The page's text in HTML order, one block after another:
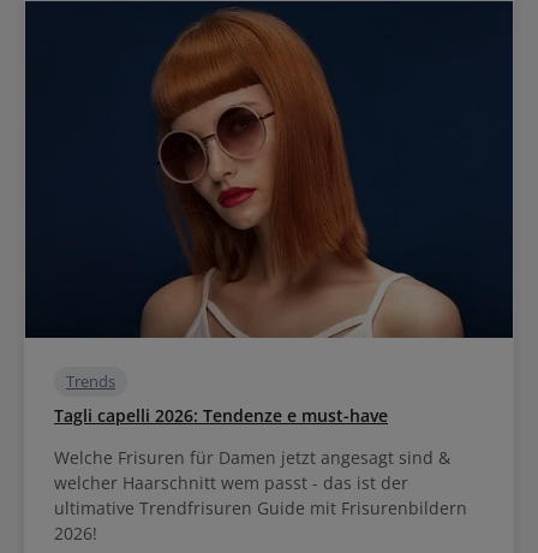
Trends
Tagli capelli 2026: Tendenze e must-have
Welche Frisuren für Damen jetzt angesagt sind &
welcher Haarschnitt wem passt - das ist der
ultimative Trendfrisuren Guide mit Frisurenbildern
2026!